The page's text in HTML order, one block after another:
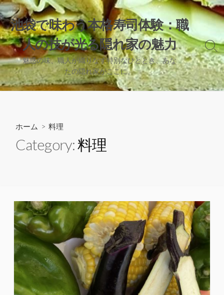
コ
ン
テ
ン
ツ
へ
ス
キ
池袋で味わう本格寿司体験：職
人の技が光る隠れ家の魅力
魅惑の味、職人が織りなす特別なひととき、あな
たの隠れ家がここに。
検
索
切
り
替
ホーム > 料理
Category:料理